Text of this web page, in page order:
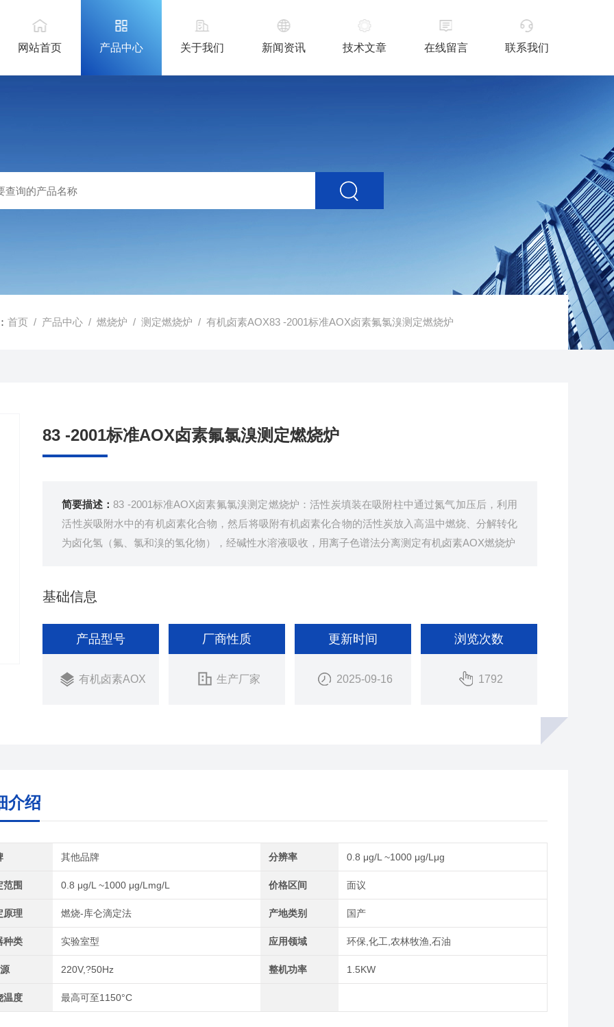
网站首页 产品中心 关于我们 新闻资讯 技术文章 在线留言 联系我们
首页 / 产品中心 /燃烧炉 /测定燃烧炉 / 有机卤素AOX83 -2001标准AOX卤素氟氯溴测定燃烧炉
83 -2001标准AOX卤素氟氯溴测定燃烧炉
简要描述：83 -2001标准AOX卤素氟氯溴测定燃烧炉：活性炭填装在吸附柱中通过氮气加压后，利用
活性炭吸附水中的有机卤素化合物，然后将吸附有机卤素化合物的活性炭放入高温中燃烧、分解转化
为卤化氢（氟、氯和溴的氢化物），经碱性水溶液吸收，用离子色谱法分离测定有机卤素AOX燃烧炉
基础信息
产品型号
有机卤素AOX
厂商性质
生产厂家
更新时间
2025-09-16
浏览次数
1792
介绍
其他品牌 分辨率 0.8 μg/L ~1000 μg/Lμg
范围 0.8 μg/L ~1000 μg/Lmg/L 价格区间 面议
原理 燃烧-库仑滴定法 产地类别 国产
种类 实验室型 应用领域 环保,化工,农林牧渔,石油
220V,?50Hz 整机功率 1.5KW
温度 最高可至1150°C